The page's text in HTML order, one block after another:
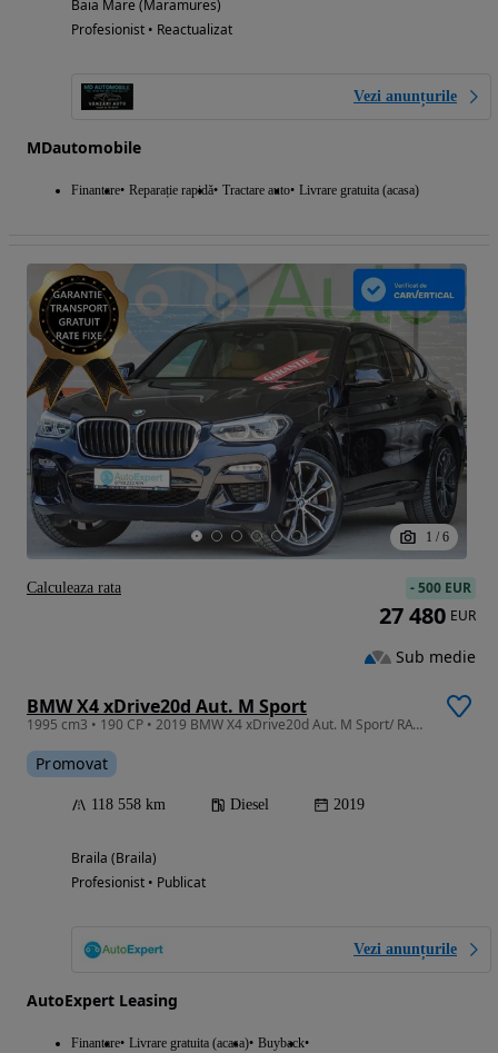
Baia Mare (Maramures)
Profesionist • Reactualizat
Vezi anunțurile
MDautomobile
Finantare Reparație rapidă Tractare auto Livrare gratuita (acasa)
1 / 6
BMW X4 xDrive20d Aut. M Sport
1995 cm3 • 190 CP • 2019 BMW X4 xDrive20d Aut. M Sport/ RATE FIXE / AVANS 0 / Garanție /
Promovat
118 558 km Diesel 2019
Braila (Braila)
Profesionist • Publicat
Vezi anunțurile
AutoExpert Leasing
Finantare Livrare gratuita (acasa) Buyback
-500 EUR
27 480 EUR
Sub medie
Calculeaza rata